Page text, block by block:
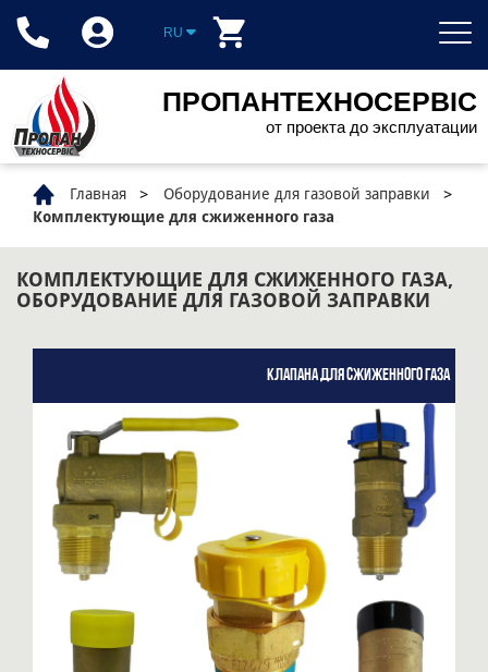
ПРОПАНТЕХНОСЕРВІС
от проекта до эксплуатации
RU
Главная
Оборудование для газовой заправки
Комплектующие для сжиженного газа
КОМПЛЕКТУЮЩИЕ ДЛЯ СЖИЖЕННОГО ГАЗА,
ОБОРУДОВАНИЕ ДЛЯ ГАЗОВОЙ ЗАПРАВКИ
Клапана для сжиженного газа